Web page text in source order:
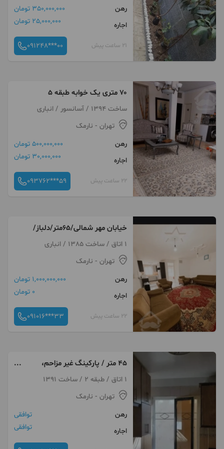
رهن
350,000,000 تومان
اجاره
25,000,000 تومان
21 ساعت پیش 091248***00
۷۰ متری یک خوابه طبقه ۵
ساخت 1394 / آسانسور / انباری
تهران - نارمک
رهن
500,000,000 تومان
اجاره
30,000,000 تومان
22 ساعت پیش 093762***59
خیابان مهر شمالی/۶۵متر/دلباز/
1 اتاق / ساخت 1385 / انباری
تهران - نارمک
رهن
1,000,000,000 تومان
اجاره
0 تومان
22 ساعت پیش 091016***33
۴۵ متر / پارکینگ غیر مزاحم،
آسانسور/ هفت حوض1 اتاق / طبقه 2 / ساخت 1391
تهران - نارمک
رهن
توافقی
اجاره
توافقی